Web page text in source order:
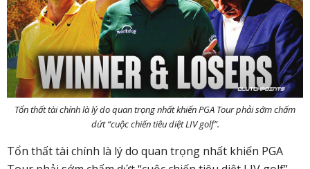
Tổn thất tài chính là lý do quan trọng nhất khiến PGA Tour phải sớm chấm
dứt “cuộc chiến tiêu diệt LIV golf”.
Tổn thất tài chính là lý do quan trọng nhất khiến PGA